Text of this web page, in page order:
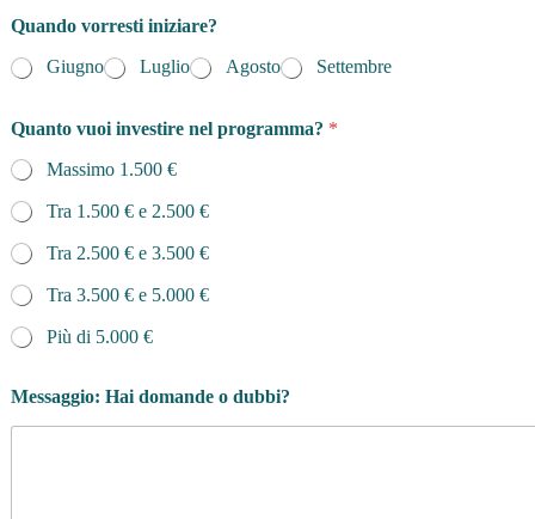
Quando vorresti iniziare?
Giugno
Luglio Agosto Settembre
Quanto vuoi investire nel programma? *
Massimo 1.500 €
Tra 1.500 € e 2.500 €
Tra 2.500 € e 3.500 €
Tra 3.500 € e 5.000 €
Più di 5.000 €
Messaggio: Hai domande o dubbi?